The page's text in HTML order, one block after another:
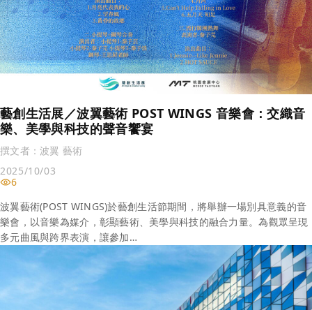
藝創生活展／波翼藝術 POST WINGS 音樂會：交織音
樂、美學與科技的聲音饗宴
撰文者：波翼 藝術
2025/10/03
6
波翼藝術(POST WINGS)於藝創生活節期間，將舉辦一場別具意義的音
樂會，以音樂為媒介，彰顯藝術、美學與科技的融合力量。為觀眾呈現
多元曲風與跨界表演，讓參加…